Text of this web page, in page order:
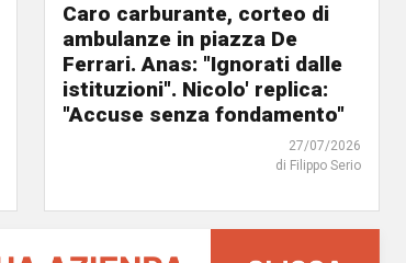
Caro carburante, corteo di
ambulanze in piazza De
Ferrari. Anas: "Ignorati dalle
istituzioni". Nicolo' replica:
"Accuse senza fondamento"
27/07/2026
di Filippo Serio